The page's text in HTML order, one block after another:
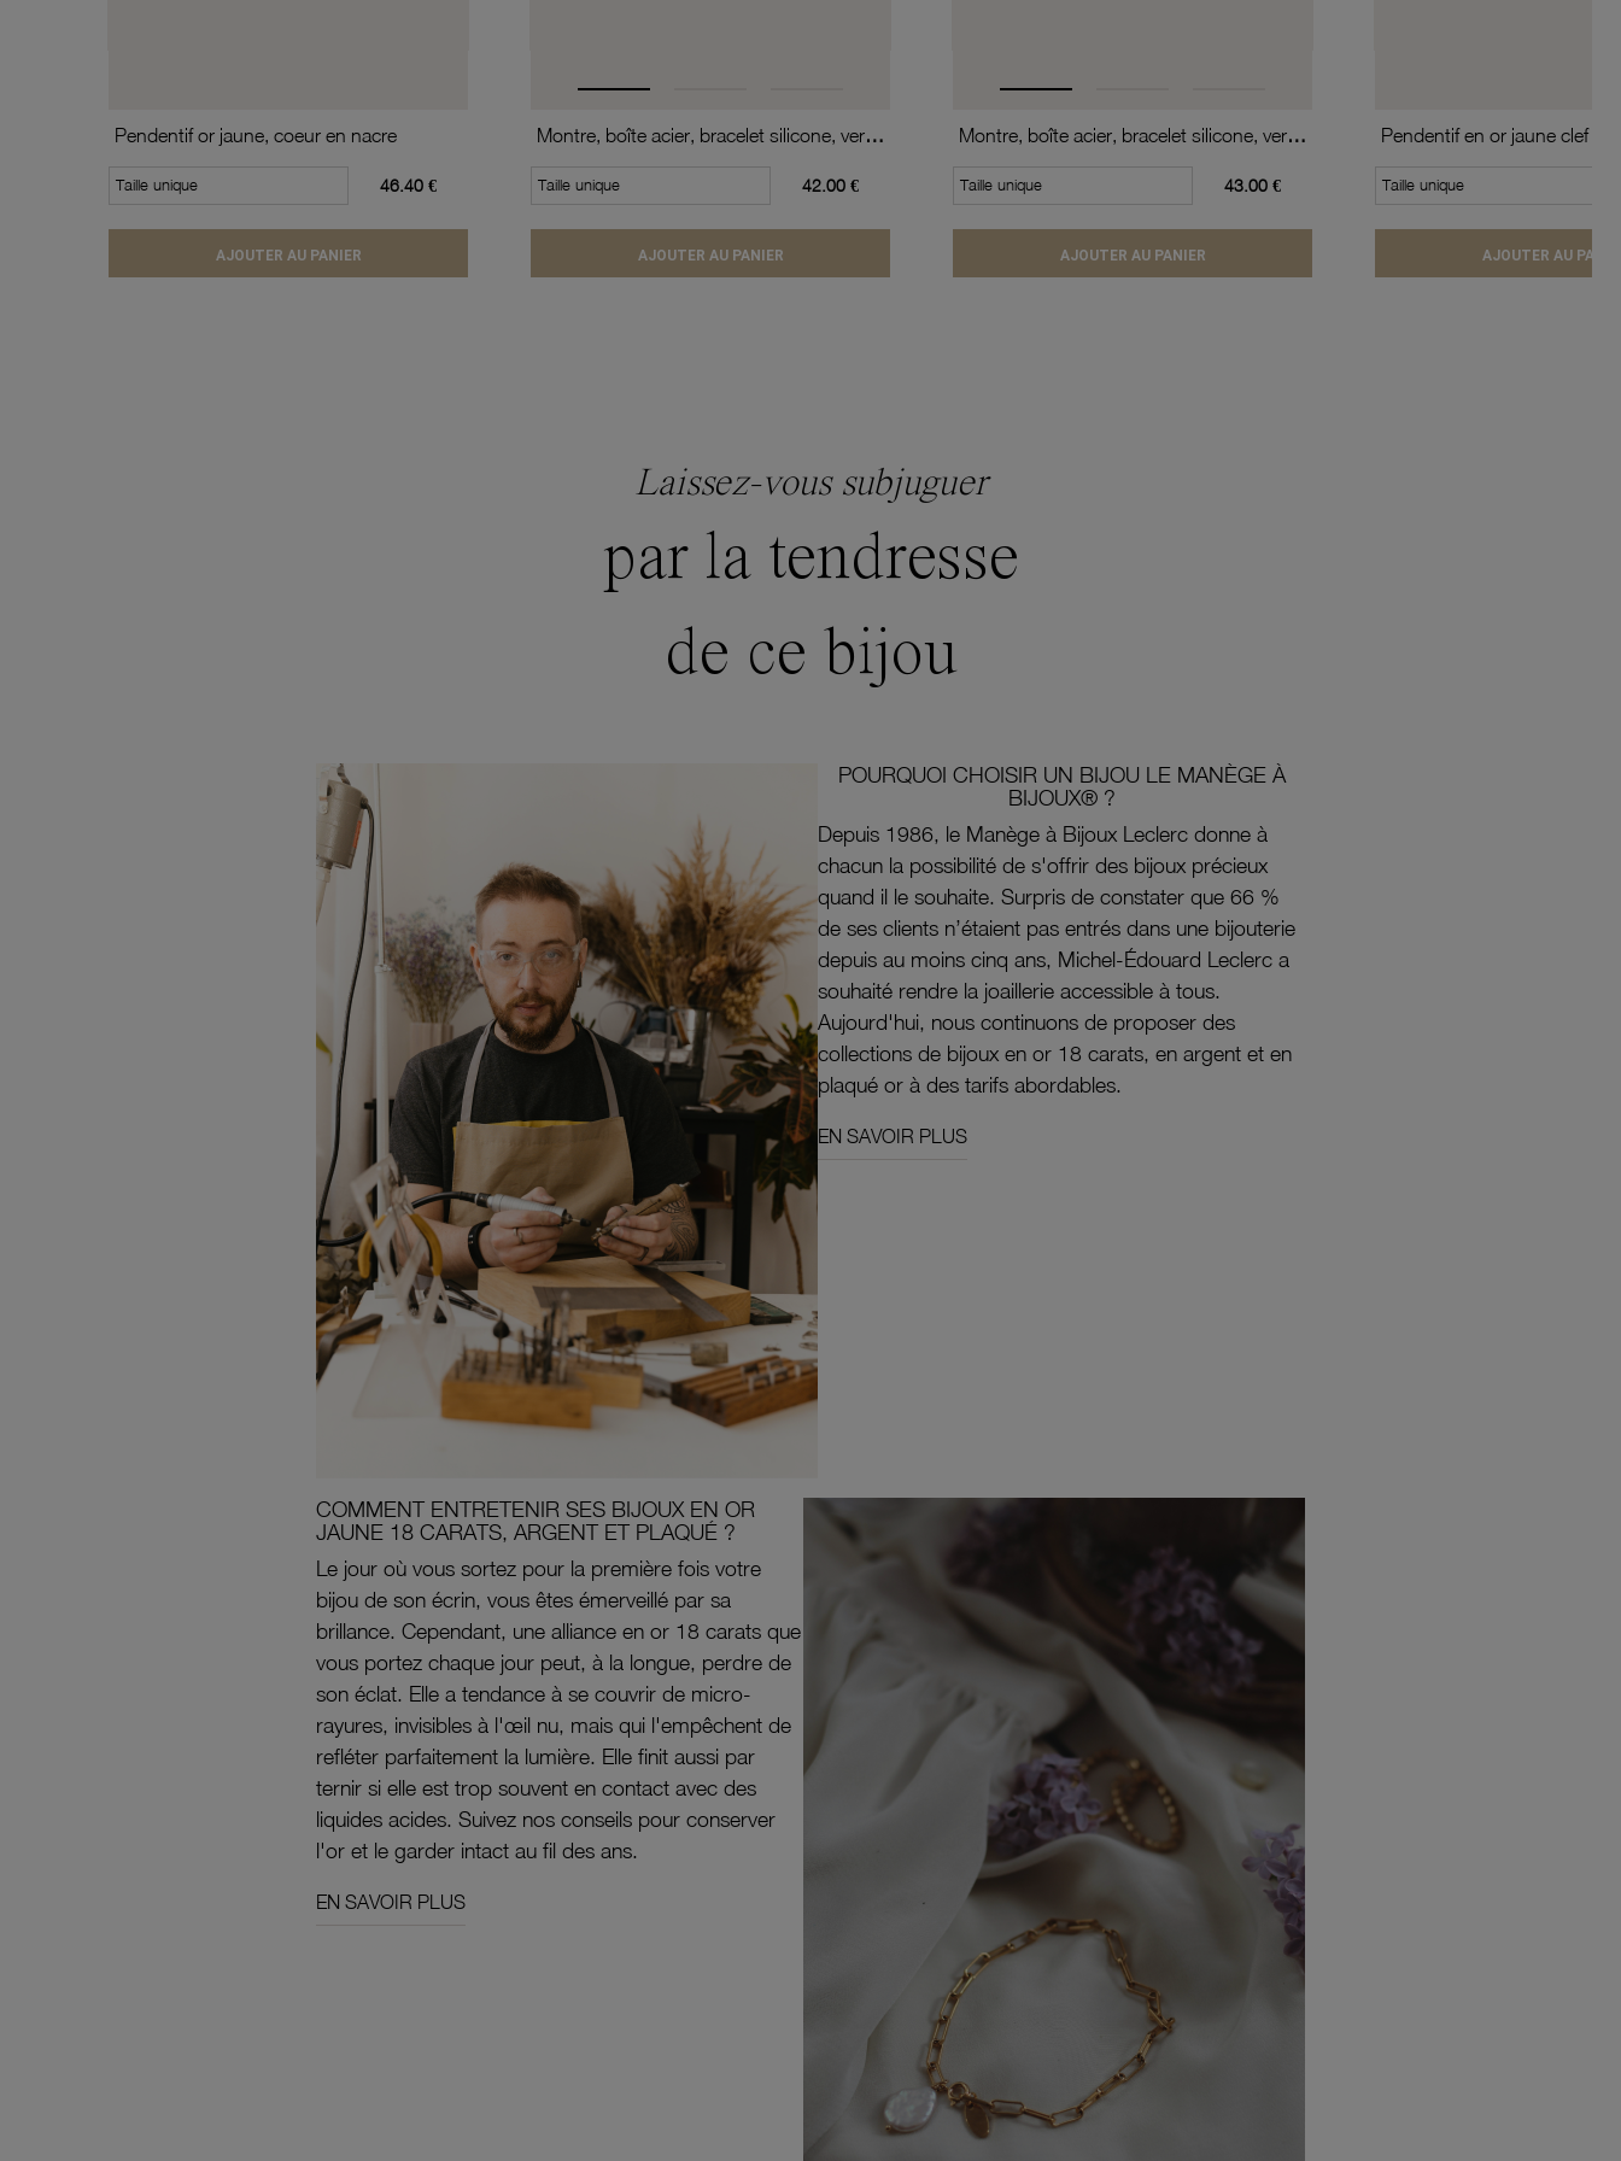
Pendentif or jaune, coeur en nacre
Taille unique 46.40 €
AJOUTER AU PANIER
Montre, boîte acier, bracelet silicone, verre minéral, kids
Taille unique 42.00 €
AJOUTER AU PANIER
Montre, boîte acier, bracelet silicone, verre minéral, kids
Taille unique 43.00 €
AJOUTER AU PANIER
Pendentif en or jaune clef de
Taille unique
AJOUTER AU
Laissez-vous subjuguer
par la tendresse
de ce bijou
POURQUOI CHOISIR UN BIJOU LE MANÈGE À
BIJOUX® ?
Depuis 1986, le Manège à Bijoux Leclerc donne à
chacun la possibilité de s'offrir des bijoux précieux
quand il le souhaite. Surpris de constater que 66 %
de ses clients n’étaient pas entrés dans une bijouterie
depuis au moins cinq ans, Michel-Édouard Leclerc a
souhaité rendre la joaillerie accessible à tous.
Aujourd'hui, nous continuons de proposer des
collections de bijoux en or 18 carats, en argent et en
plaqué or à des tarifs abordables.
EN SAVOIR PLUS
COMMENT ENTRETENIR SES BIJOUX EN OR
JAUNE 18 CARATS, ARGENT ET PLAQUÉ ?
Le jour où vous sortez pour la première fois votre
bijou de son écrin, vous êtes émerveillé par sa
brillance. Cependant, une alliance en or 18 carats que
vous portez chaque jour peut, à la longue, perdre de
son éclat. Elle a tendance à se couvrir de micro-
rayures, invisibles à l'œil nu, mais qui l'empêchent de
refléter parfaitement la lumière. Elle finit aussi par
ternir si elle est trop souvent en contact avec des
liquides acides. Suivez nos conseils pour conserver
l'or et le garder intact au fil des ans.
EN SAVOIR PLUS